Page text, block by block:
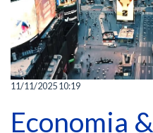
11/11/2025 10:19
Economia &